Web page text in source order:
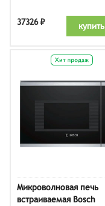
37326 ₽ купить
Микроволновая печь
встраиваемая Bosch